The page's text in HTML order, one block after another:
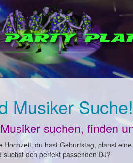
Musiker Suche!
suchen, finden
Hochzeit, du hast Geburtstag, planst
suchst den perfekt passenden DJ?